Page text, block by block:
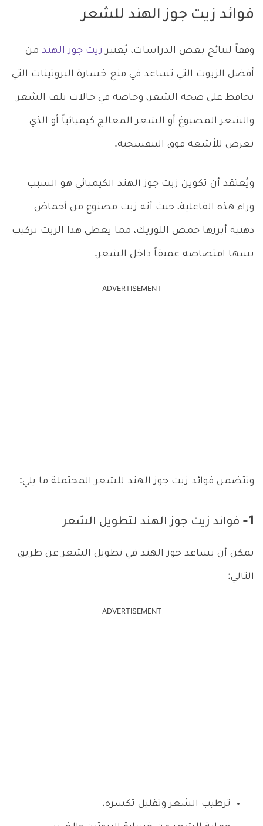
فوائد زيت جوز الهند للشعر
وفقاً لنتائج بعض الدراسات، يُعتبر زيت جوز الهند من
أفضل الزيوت التي تساعد في منع خسارة البروتينات التي
تحافظ على صحة الشعر، وخاصة في حالات تلف الشعر
والشعر المصبوغ أو الشعر المعالج كيميائياً أو الذي
تعرض للأشعة فوق البنفسجية.
ويُعتقد أن تكوين زيت جوز الهند الكيميائي هو السبب
وراء هذه الفاعلية، حيث أنه زيت مصنوع من أحماض
دهنية أبرزها حمض اللوريك، مما يعطي هذا الزيت تركيب
يسها امتصاصه عميقاً داخل الشعر.
ADVERTISEMENT
وتتضمن فوائد زيت جوز الهند للشعر المحتملة ما يلي:
1- فوائد زيت جوز الهند لتطويل الشعر
يمكن أن يساعد جوز الهند في تطويل الشعر عن طريق
التالي:
ADVERTISEMENT
ترطيب الشعر وتقليل تكسره.